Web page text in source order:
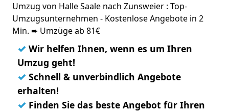
Umzug von Halle Saale nach Zunsweier : Top-
Umzugsunternehmen - Kostenlose Angebote in 2
Min. ➨ Umzüge ab 81€
✓ Wir helfen Ihnen, wenn es um Ihren
Umzug geht!
✓ Schnell & unverbindlich Angebote
erhalten!
✓ Finden Sie das beste Angebot für Ihren